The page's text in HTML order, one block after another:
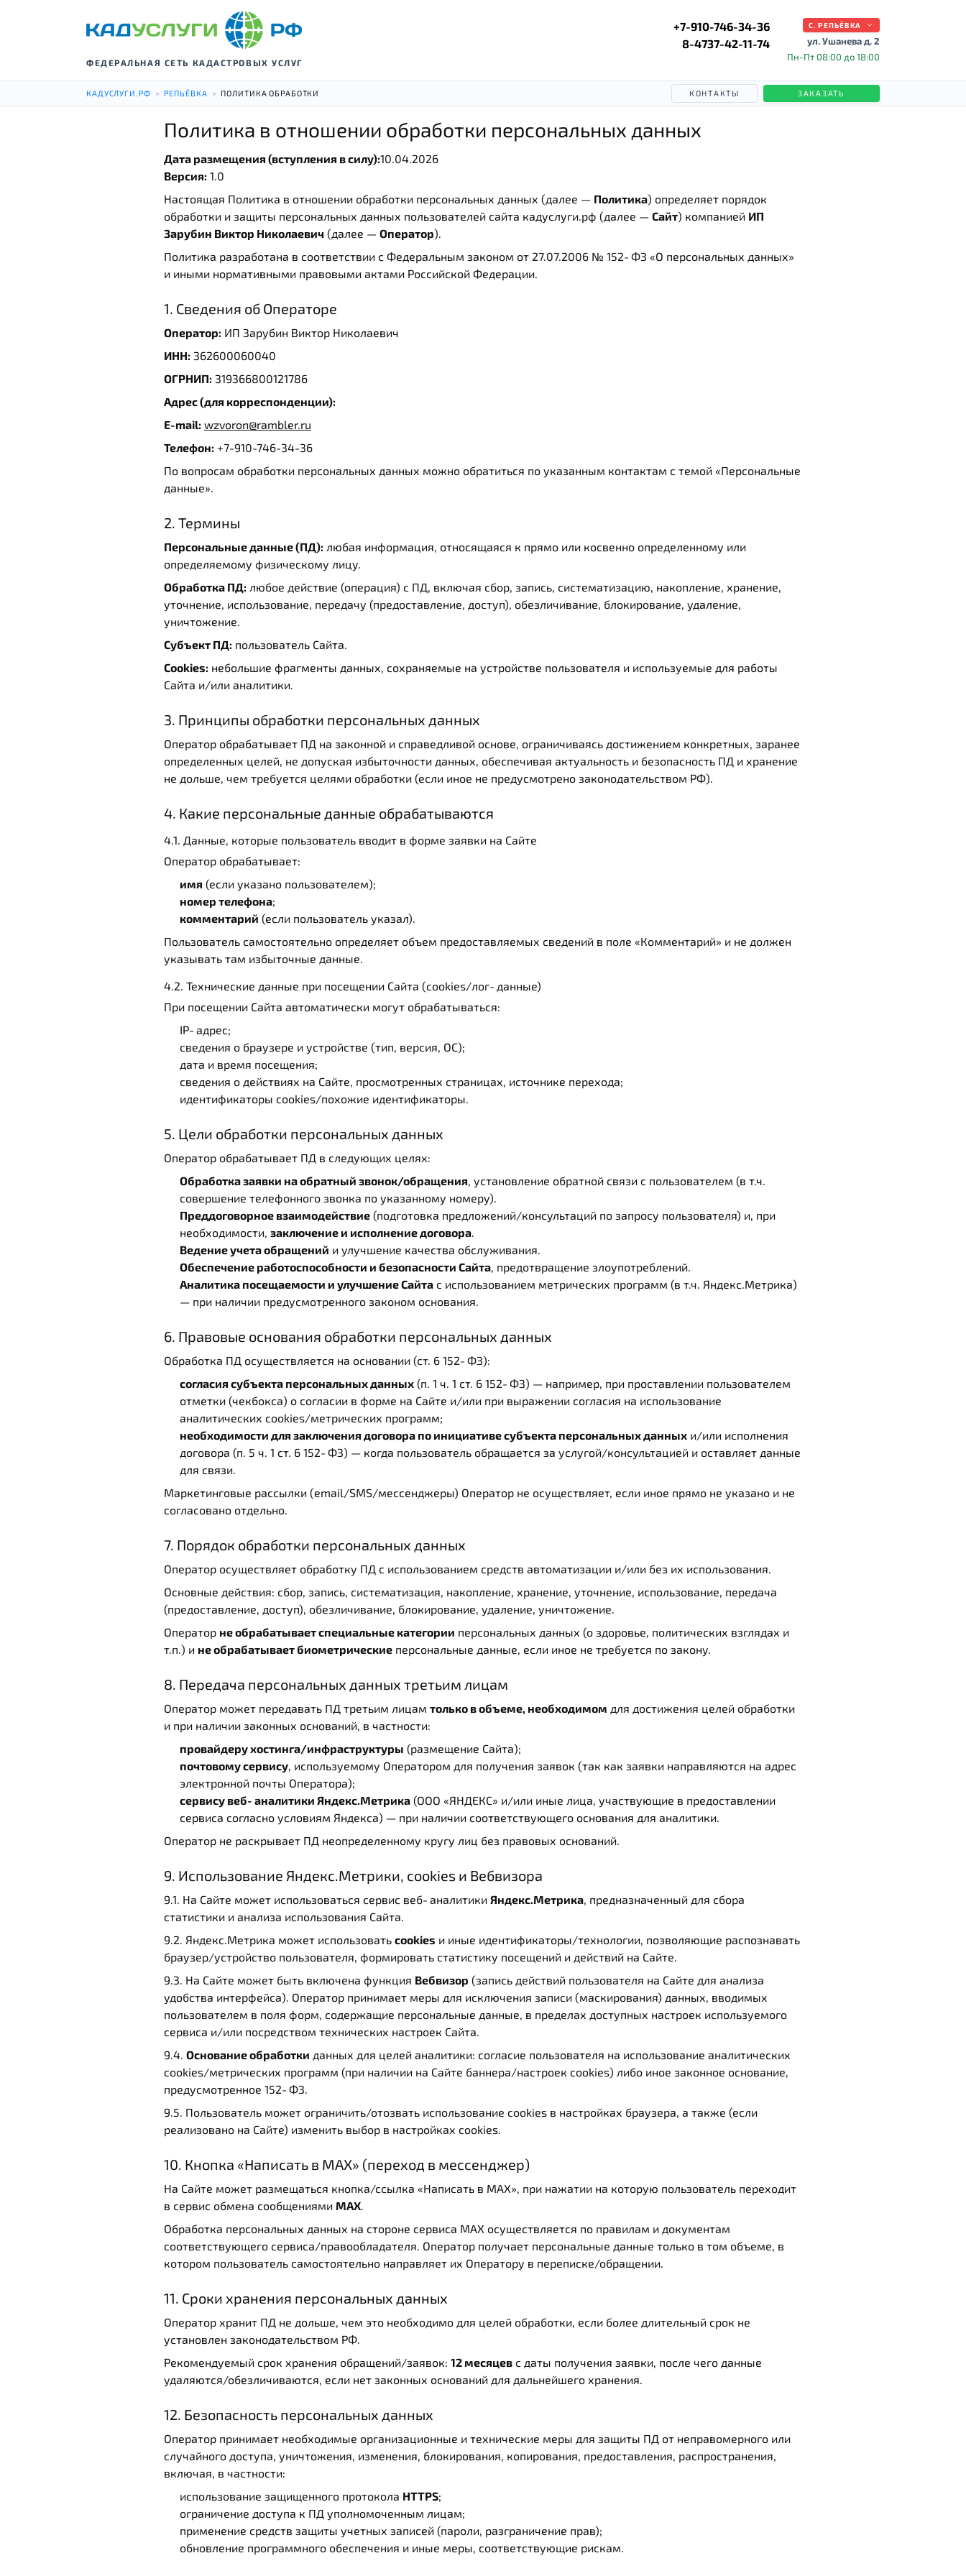
ФЕДЕРАЛЬНАЯ СЕТЬ КАДАСТРОВЫХ УСЛУГ
+7-910-746-34-36
8-4737-42-11-74
С. РЕПЬЁВКА
ул. Ушанева д. 2
Пн-Пт 08:00 до 18:00
КАДУСЛУГИ.РФ > РЕПЬЁВКА > ПОЛИТИКА ОБРАБОТКИ КОНТАКТЫ ЗАКАЗАТЬ
Политика в отношении обработки персональных данных
Дата размещения (вступления в силу):10.04.2026
Версия: 1.0
Настоящая Политика в отношении обработки персональных данных (далее — Политика) определяет порядок
обработки и защиты персональных данных пользователей сайта кадуслуги.рф (далее — Сайт) компанией ИП
Зарубин Виктор Николаевич (далее — Оператор).
Политика разработана в соответствии с Федеральным законом от 27.07.2006 № 152‑ФЗ «О персональных данных»
и иными нормативными правовыми актами Российской Федерации.
1. Сведения об Операторе
Оператор: ИП Зарубин Виктор Николаевич
ИНН: 362600060040
ОГРНИП: 319366800121786
Адрес (для корреспонденции):
E-mail: wzvoron@rambler.ru
Телефон: +7-910-746-34-36
По вопросам обработки персональных данных можно обратиться по указанным контактам с темой «Персональные
данные».
2. Термины
Персональные данные (ПД): любая информация, относящаяся к прямо или косвенно определенному или
определяемому физическому лицу.
Обработка ПД: любое действие (операция) с ПД, включая сбор, запись, систематизацию, накопление, хранение,
уточнение, использование, передачу (предоставление, доступ), обезличивание, блокирование, удаление,
уничтожение.
Субъект ПД: пользователь Сайта.
Cookies: небольшие фрагменты данных, сохраняемые на устройстве пользователя и используемые для работы
Сайта и/или аналитики.
3. Принципы обработки персональных данных
Оператор обрабатывает ПД на законной и справедливой основе, ограничиваясь достижением конкретных, заранее
определенных целей, не допуская избыточности данных, обеспечивая актуальность и безопасность ПД и хранение
не дольше, чем требуется целями обработки (если иное не предусмотрено законодательством РФ).
4. Какие персональные данные обрабатываются
4.1. Данные, которые пользователь вводит в форме заявки на Сайте
Оператор обрабатывает:
имя (если указано пользователем);
номер телефона;
комментарий (если пользователь указал).
Пользователь самостоятельно определяет объем предоставляемых сведений в поле «Комментарий» и не должен
указывать там избыточные данные.
4.2. Технические данные при посещении Сайта (cookies/лог‑данные)
При посещении Сайта автоматически могут обрабатываться:
IP‑адрес;
сведения о браузере и устройстве (тип, версия, ОС);
дата и время посещения;
сведения о действиях на Сайте, просмотренных страницах, источнике перехода;
идентификаторы cookies/похожие идентификаторы.
5. Цели обработки персональных данных
Оператор обрабатывает ПД в следующих целях:
Обработка заявки на обратный звонок/обращения, установление обратной связи с пользователем (в т.ч.
совершение телефонного звонка по указанному номеру).
Преддоговорное взаимодействие (подготовка предложений/консультаций по запросу пользователя) и, при
необходимости, заключение и исполнение договора.
Ведение учета обращений и улучшение качества обслуживания.
Обеспечение работоспособности и безопасности Сайта, предотвращение злоупотреблений.
Аналитика посещаемости и улучшение Сайта с использованием метрических программ (в т.ч. Яндекс.Метрика)
— при наличии предусмотренного законом основания.
6. Правовые основания обработки персональных данных
Обработка ПД осуществляется на основании (ст. 6 152‑ФЗ):
согласия субъекта персональных данных (п. 1 ч. 1 ст. 6 152‑ФЗ) — например, при проставлении пользователем
отметки (чекбокса) о согласии в форме на Сайте и/или при выражении согласия на использование
аналитических cookies/метрических программ;
необходимости для заключения договора по инициативе субъекта персональных данных и/или исполнения
договора (п. 5 ч. 1 ст. 6 152‑ФЗ) — когда пользователь обращается за услугой/консультацией и оставляет данные
для связи.
Маркетинговые рассылки (email/SMS/мессенджеры) Оператор не осуществляет, если иное прямо не указано и не
согласовано отдельно.
7. Порядок обработки персональных данных
Оператор осуществляет обработку ПД с использованием средств автоматизации и/или без их использования.
Основные действия: сбор, запись, систематизация, накопление, хранение, уточнение, использование, передача
(предоставление, доступ), обезличивание, блокирование, удаление, уничтожение.
Оператор не обрабатывает специальные категории персональных данных (о здоровье, политических взглядах и
т.п.) и не обрабатывает биометрические персональные данные, если иное не требуется по закону.
8. Передача персональных данных третьим лицам
Оператор может передавать ПД третьим лицам только в объеме, необходимом для достижения целей обработки
и при наличии законных оснований, в частности:
провайдеру хостинга/инфраструктуры (размещение Сайта);
почтовому сервису, используемому Оператором для получения заявок (так как заявки направляются на адрес
электронной почты Оператора);
сервису веб‑аналитики Яндекс.Метрика (ООО «ЯНДЕКС» и/или иные лица, участвующие в предоставлении
сервиса согласно условиям Яндекса) — при наличии соответствующего основания для аналитики.
Оператор не раскрывает ПД неопределенному кругу лиц без правовых оснований.
9. Использование Яндекс.Метрики, cookies и Вебвизора
9.1. На Сайте может использоваться сервис веб‑аналитики Яндекс.Метрика, предназначенный для сбора
статистики и анализа использования Сайта.
9.2. Яндекс.Метрика может использовать cookies и иные идентификаторы/технологии, позволяющие распознавать
браузер/устройство пользователя, формировать статистику посещений и действий на Сайте.
9.3. На Сайте может быть включена функция Вебвизор (запись действий пользователя на Сайте для анализа
удобства интерфейса). Оператор принимает меры для исключения записи (маскирования) данных, вводимых
пользователем в поля форм, содержащие персональные данные, в пределах доступных настроек используемого
сервиса и/или посредством технических настроек Сайта.
9.4. Основание обработки данных для целей аналитики: согласие пользователя на использование аналитических
cookies/метрических программ (при наличии на Сайте баннера/настроек cookies) либо иное законное основание,
предусмотренное 152‑ФЗ.
9.5. Пользователь может ограничить/отозвать использование cookies в настройках браузера, а также (если
реализовано на Сайте) изменить выбор в настройках cookies.
10. Кнопка «Написать в MAX» (переход в мессенджер)
На Сайте может размещаться кнопка/ссылка «Написать в MAX», при нажатии на которую пользователь переходит
в сервис обмена сообщениями MAX.
Обработка персональных данных на стороне сервиса MAX осуществляется по правилам и документам
соответствующего сервиса/правообладателя. Оператор получает персональные данные только в том объеме, в
котором пользователь самостоятельно направляет их Оператору в переписке/обращении.
11. Сроки хранения персональных данных
Оператор хранит ПД не дольше, чем это необходимо для целей обработки, если более длительный срок не
установлен законодательством РФ.
Рекомендуемый срок хранения обращений/заявок: 12 месяцев с даты получения заявки, после чего данные
удаляются/обезличиваются, если нет законных оснований для дальнейшего хранения.
12. Безопасность персональных данных
Оператор принимает необходимые организационные и технические меры для защиты ПД от неправомерного или
случайного доступа, уничтожения, изменения, блокирования, копирования, предоставления, распространения,
включая, в частности:
использование защищенного протокола HTTPS;
ограничение доступа к ПД уполномоченным лицам;
применение средств защиты учетных записей (пароли, разграничение прав);
обновление программного обеспечения и иные меры, соответствующие рискам.